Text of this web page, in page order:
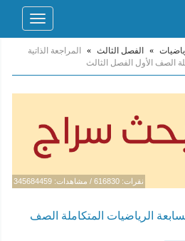
Toggle
» الفصل الثالث »
المراجعة الذاتية
الصف الأول الفصل الثالث
نقرات: 616830 / مشاهدات: 345684459
الرياضيات المتكاملة الصف